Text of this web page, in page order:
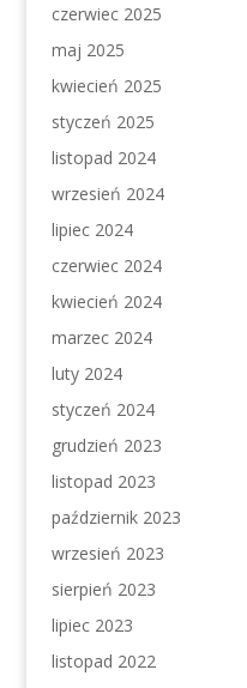
czerwiec 2025
maj 2025
kwiecień 2025
styczeń 2025
listopad 2024
wrzesień 2024
lipiec 2024
czerwiec 2024
kwiecień 2024
marzec 2024
luty 2024
styczeń 2024
grudzień 2023
listopad 2023
październik 2023
wrzesień 2023
sierpień 2023
lipiec 2023
listopad 2022